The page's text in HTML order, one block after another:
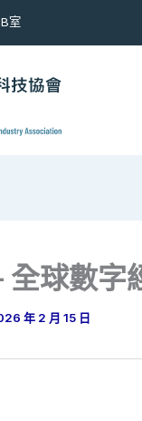
室
球數字
年 2 月 15 日